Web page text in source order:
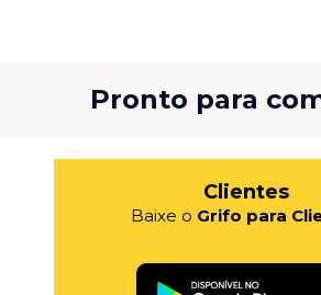
Pronto para
Clientes
Baixe o Grifo para